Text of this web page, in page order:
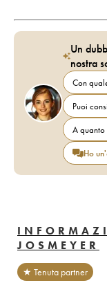
Un
nostra
Con
Puoi
A quanto
Ho
JOSMEYER
★ Tenuta partner